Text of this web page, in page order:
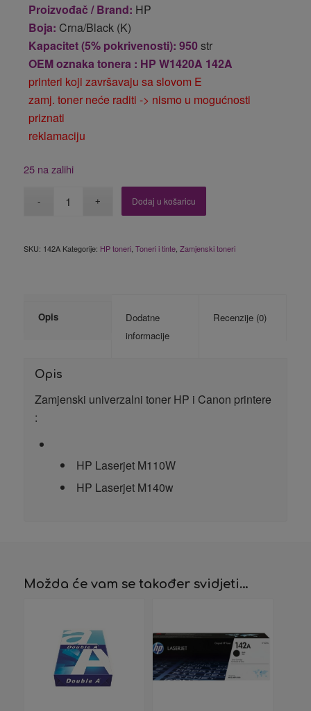
Proizvođač / Brand: HP
Boja: Crna/Black (K)
Kapacitet (5% pokrivenosti): 950str
OEM oznaka tonera : HP W1420A 142A
printeri koji završavaju sa slovom E
zamj. toner neće raditi -> nismo u mogućnosti
priznati
reklamaciju
25 na zalihi
Dodaj u košaricu
SKU: 142A Kategorije: HP toneri, Toneri i tinte, Zamjenski toneri
Opis
Dodatne
informacije
Recenzije (0)
Opis
Zamjenski univerzalni toner HP i Canon printere
:
HP Laserjet M110W
HP Laserjet M140w
Možda će vam se također svidjeti…